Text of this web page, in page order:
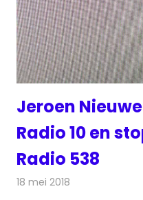
Jeroen
Radio 10 en
Radio 538
18 mei 2018